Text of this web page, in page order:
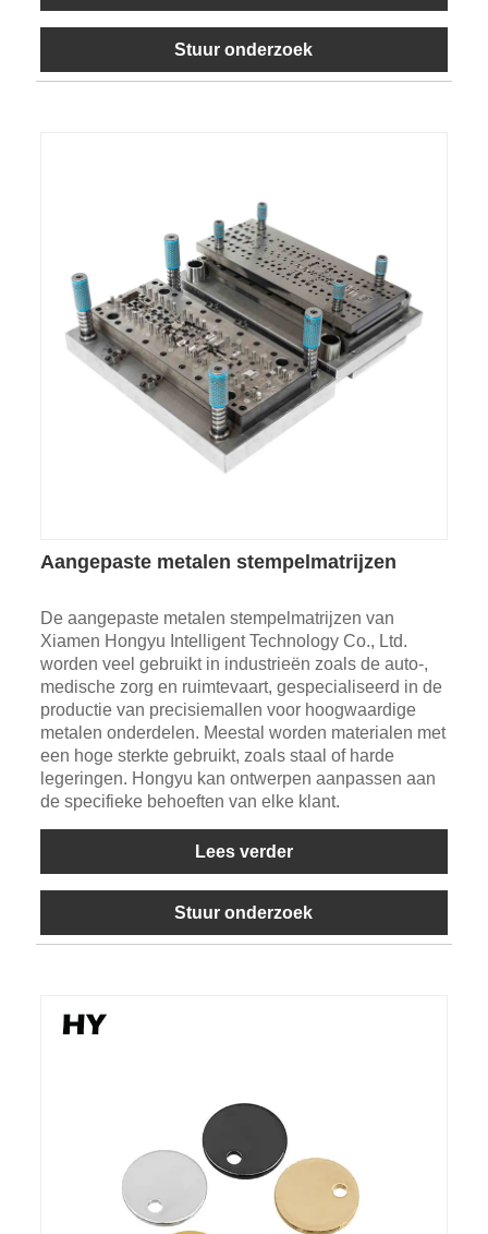
Stuur onderzoek
Aangepaste metalen stempelmatrijzen
De aangepaste metalen stempelmatrijzen van
Xiamen Hongyu Intelligent Technology Co., Ltd.
worden veel gebruikt in industrieën zoals de auto-,
medische zorg en ruimtevaart, gespecialiseerd in de
productie van precisiemallen voor hoogwaardige
metalen onderdelen. Meestal worden materialen met
een hoge sterkte gebruikt, zoals staal of harde
legeringen. Hongyu kan ontwerpen aanpassen aan
de specifieke behoeften van elke klant.
Lees verder
Stuur onderzoek